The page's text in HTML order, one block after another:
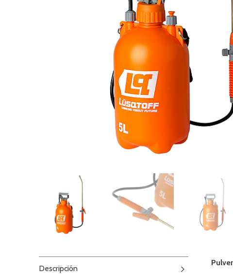
Servicio Técnico
Contacto
de
productos
Descripción